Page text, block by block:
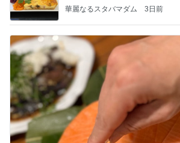
華麗なるスタバマダム 3日前